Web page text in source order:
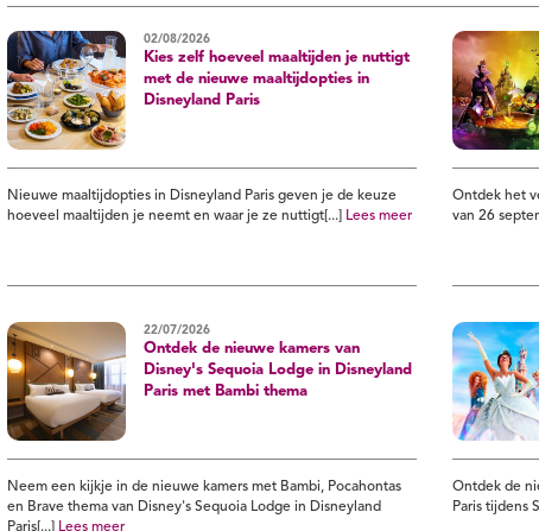
02/08/2026
Kies zelf hoeveel maaltijden je nuttigt
met de nieuwe maaltijdopties in
Disneyland Paris
Nieuwe maaltijdopties in Disneyland Paris geven je de keuze
hoeveel maaltijden je neemt en waar je ze nuttigt[...]
Lees meer
Ontdek het
van 26
22/07/2026
Ontdek de nieuwe kamers van
Disney's Sequoia Lodge in Disneyland
Paris met Bambi thema
Neem een kijkje in de nieuwe kamers met Bambi, Pocahontas
en Brave thema van Disney's Sequoia Lodge in Disneyland
Paris[...]
Lees meer
Ontdek de
Paris tijdens